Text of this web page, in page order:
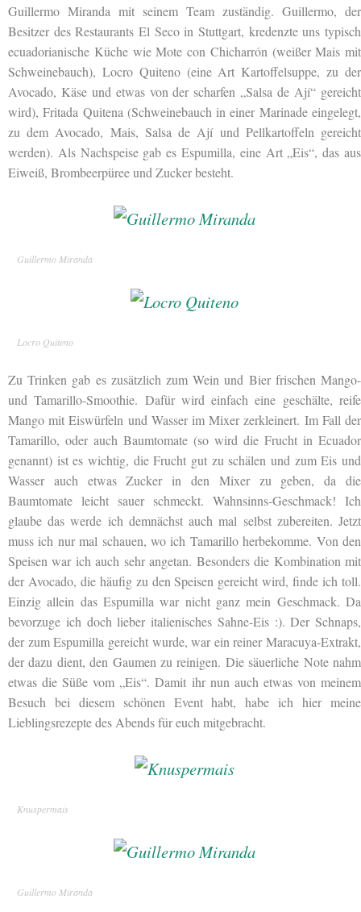
Guillermo Miranda mit seinem Team zuständig. Guillermo, der
Besitzer des Restaurants El Seco in Stuttgart, kredenzte uns typisch
ecuadorianische Küche wie Mote con Chicharrón (weißer Mais mit
Schweinebauch), Locro Quiteno (eine Art Kartoffelsuppe, zu der
Avocado, Käse und etwas von der scharfen „Salsa de Ají“ gereicht
wird), Fritada Quitena (Schweinebauch in einer Marinade eingelegt,
zu dem Avocado, Mais, Salsa de Ají und Pellkartoffeln gereicht
werden). Als Nachspeise gab es Espumilla, eine Art „Eis“, das aus
Eiweiß, Brombeerpüree und Zucker besteht.
Guillermo Miranda
Locro Quiteno
Zu Trinken gab es zusätzlich zum Wein und Bier frischen Mango-
und Tamarillo-Smoothie. Dafür wird einfach eine geschälte, reife
Mango mit Eiswürfeln und Wasser im Mixer zerkleinert. Im Fall der
Tamarillo, oder auch Baumtomate (so wird die Frucht in Ecuador
genannt) ist es wichtig, die Frucht gut zu schälen und zum Eis und
Wasser auch etwas Zucker in den Mixer zu geben, da die
Baumtomate leicht sauer schmeckt. Wahnsinns-Geschmack! Ich
glaube das werde ich demnächst auch mal selbst zubereiten. Jetzt
muss ich nur mal schauen, wo ich Tamarillo herbekomme. Von den
Speisen war ich auch sehr angetan. Besonders die Kombination mit
der Avocado, die häufig zu den Speisen gereicht wird, finde ich toll.
Einzig allein das Espumilla war nicht ganz mein Geschmack. Da
bevorzuge ich doch lieber italienisches Sahne-Eis :). Der Schnaps,
der zum Espumilla gereicht wurde, war ein reiner Maracuya-Extrakt,
der dazu dient, den Gaumen zu reinigen. Die säuerliche Note nahm
etwas die Süße vom „Eis“. Damit ihr nun auch etwas von meinem
Besuch bei diesem schönen Event habt, habe ich hier meine
Lieblingsrezepte des Abends für euch mitgebracht.
Knuspermais
Guillermo Miranda